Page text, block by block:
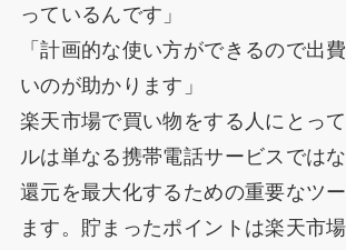
っているんです」
「計画的な使い方ができるので出
いのが助かります」
楽天市場で買い物をする人にとっ
ルは単なる携帯電話サービスでは
還元を最大化するための重要なツ
ます。貯まったポイントは楽天市